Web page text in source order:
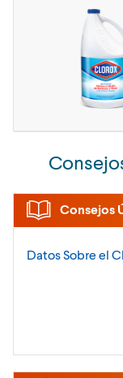
Consejos
Datos Sobre el